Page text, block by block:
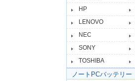
HP
LENOVO
NEC
SONY
TOSHIBA
ノートPCバッテリー